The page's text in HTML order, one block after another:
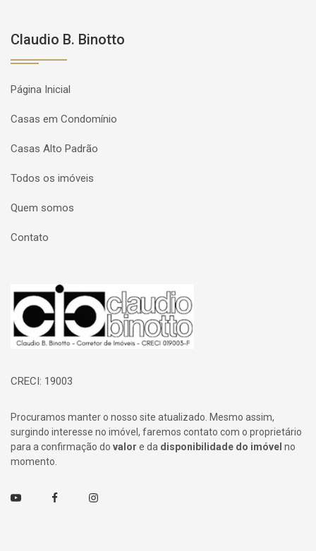
Claudio B. Binotto
Página Inicial
Casas em Condomínio
Casas Alto Padrão
Todos os imóveis
Quem somos
Contato
Página inicial
CRECI: 19003
Procuramos manter o nosso site atualizado. Mesmo assim,
surgindo interesse no imóvel, faremos contato com o proprietário
para a confirmação do valor e da disponibilidade do imóvel no
momento.
Youtube FacebookInstagram